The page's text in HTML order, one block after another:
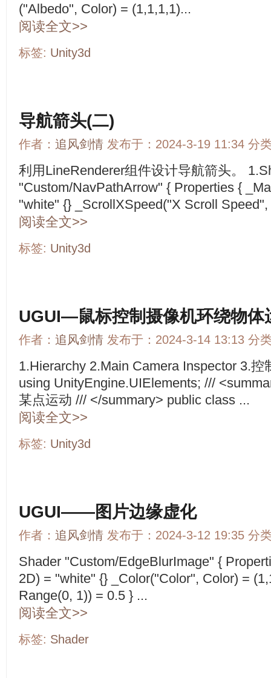
("Albedo", Color) = (1,1,1,1)...
阅读全文>>
标签: Unity3d
导航箭头(二)
作者： 追风剑情 发布于：2024-3-19 11:34 分
利用LineRenderer组件设计导航箭头。
"Custom/NavPathArrow" { Properties {
"white" {} _ScrollXSpeed("X Scroll
阅读全文>>
标签: Unity3d
UGUI—鼠标控制摄像机环绕物体
作者： 追风剑情 发布于：2024-3-14 13:13 分
1.Hierarchy 2.Main Camera Inspector 3.
using UnityEngine.UIElements; ///
某点运动 /// </summary> public class ...
阅读全文>>
标签: Unity3d
UGUI——图片边缘虚化
作者： 追风剑情 发布于：2024-3-12 19:35 分
Shader "Custom/EdgeBlurImage" {
2D) = "white" {} _Color("Color", Color) =
Range(0, 1)) = 0.5 } ...
阅读全文>>
标签: Shader